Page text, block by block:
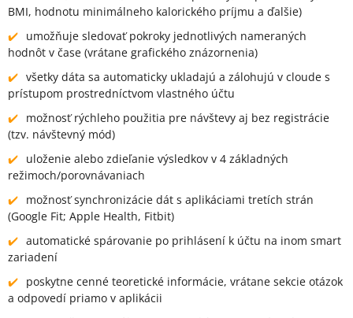
BMI, hodnotu minimálneho kalorického príjmu a ďalšie)
umožňuje sledovať pokroky jednotlivých nameraných
hodnôt v čase (vrátane grafického znázornenia)
všetky dáta sa automaticky ukladajú a zálohujú v cloude s
prístupom prostredníctvom vlastného účtu
možnosť rýchleho použitia pre návštevy aj bez registrácie
(tzv. návštevný mód)
uloženie alebo zdieľanie výsledkov v 4 základných
režimoch/porovnávaniach
možnosť synchronizácie dát s aplikáciami tretích strán
(Google Fit; Apple Health, Fitbit)
automatické spárovanie po prihlásení k účtu na inom smart
zariadení
poskytne cenné teoretické informácie, vrátane sekcie otázok
a odpovedí priamo v aplikácii